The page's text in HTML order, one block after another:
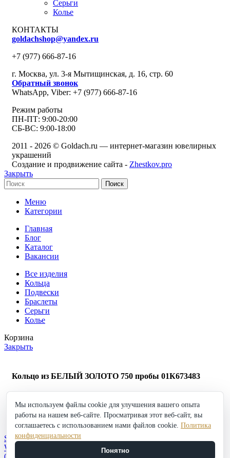
Серьги
Колье
КОНТАКТЫ
goldachshop@yandex.ru
+7 (977) 666-87-16
г. Москва, ул. 3-я Мытищинская, д. 16, стр. 60
Обратный звонок
WhatsApp, Viber: +7 (977) 666-87-16
Режим работы
ПН-ПТ: 9:00-20:00
СБ-ВС: 9:00-18:00
2011 - 2026 © Goldach.ru — интернет-магазин ювелирных
украшений
Создание и продвижение сайта - Zhestkov.pro
Закрыть
Поиск
Меню
Категории
Главная
Блог
Каталог
Вакансии
Все изделия
Кольца
Подвески
Браслеты
Серьги
Колье
Корзина
Закрыть
Кольцо из БЕЛЫЙ ЗОЛОТО 750 пробы 01К673483
Кольцо
из
БЕЛЫЙ
ЗОЛОТО
750
в корзину Купить
Добавить в избранное
Shop
Wishlist
Мы используем файлы cookie для улучшения вашего опыта
работы на нашем веб-сайте. Просматривая этот веб-сайт, вы
соглашаетесь с использованием нами файлов cookie. Политика
конфиденциальности
Понятно